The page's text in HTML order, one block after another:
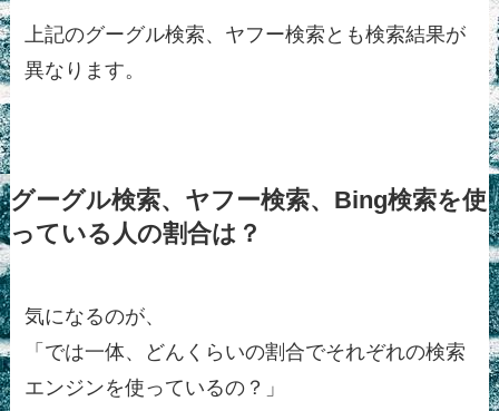
上記のグーグル検索、ヤフー検索とも検索結果が
異なります。
グーグル検索、ヤフー検索、Bing検索を使
っている人の割合は？
気になるのが、
「では一体、どんくらいの割合でそれぞれの検索
エンジンを使っているの？」